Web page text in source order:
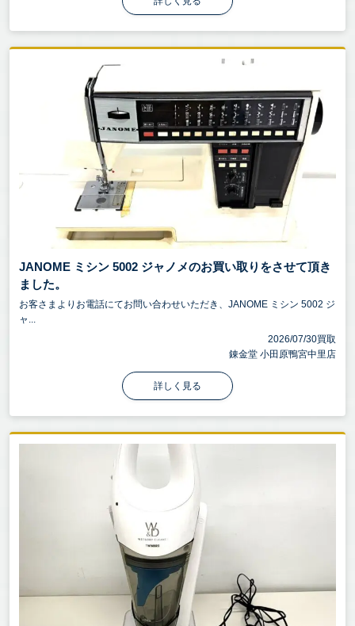
JANOME ミシン 5002 ジャノメのお買い取りをさせて頂き
ました。
お客さまよりお電話にてお問い合わせいただき、JANOME ミシン 5002 ジ
ャ...
2026/07/30買取
錬金堂 小田原鴨宮中里店
詳しく見る